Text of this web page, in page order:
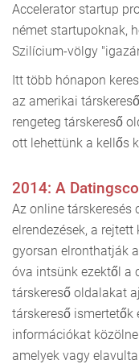
Accelerator startup
német startupoknak,
Szilícium-völgy
Itt több hónapon
az amerikai
rengeteg társkereső
ott lehettünk a kellős
2014: A
Az online társkeresés
elrendezések, a
gyorsan elronthatják
óva intsünk ezektől a
társkereső oldalakat
társkereső
információkat
amelyek vagy